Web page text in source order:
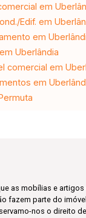
em
Edif. em
em
Uberlândia
comercial em
em
as mobílias e
fazem parte do
nos o direito